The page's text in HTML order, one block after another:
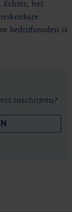
Echter, het
bedrijfsnoden is
inschrijven?